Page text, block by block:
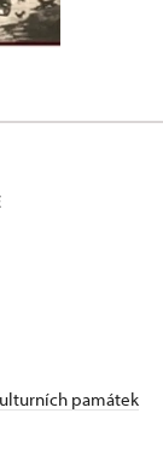
památek